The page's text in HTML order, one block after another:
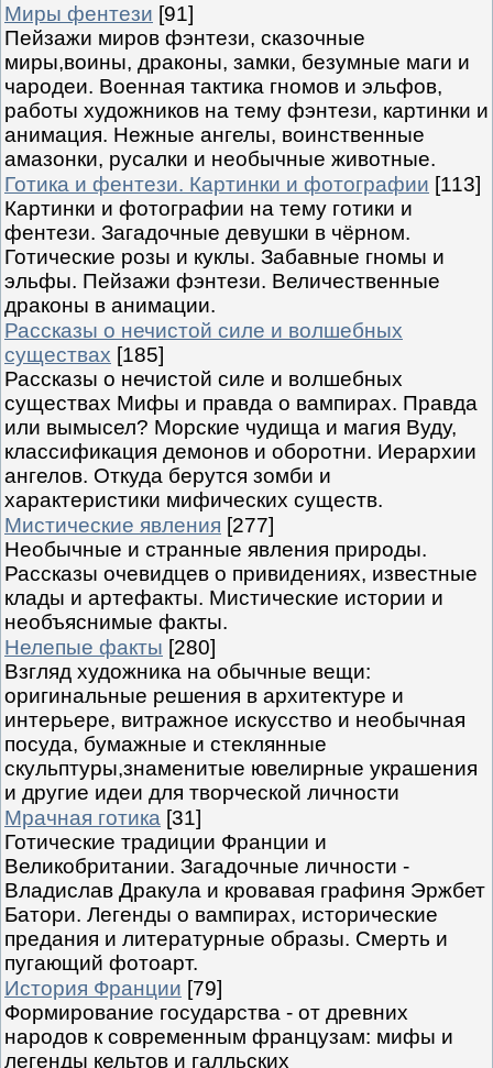
Миры фентези [91]
Пейзажи миров фэнтези, сказочные
миры,воины, драконы, замки, безумные маги и
чародеи. Военная тактика гномов и эльфов,
работы художников на тему фэнтези, картинки и
анимация. Нежные ангелы, воинственные
амазонки, русалки и необычные животные.
Готика и фентези. Картинки и фотографии [113]
Картинки и фотографии на тему готики и
фентези. Загадочные девушки в чёрном.
Готические розы и куклы. Забавные гномы и
эльфы. Пейзажи фэнтези. Величественные
драконы в анимации.
Рассказы о нечистой силе и волшебных
существах [185]
Рассказы о нечистой силе и волшебных
существах Мифы и правда о вампирах. Правда
или вымысел? Морские чудища и магия Вуду,
классификация демонов и оборотни. Иерархии
ангелов. Откуда берутся зомби и
характеристики мифических существ.
Мистические явления [277]
Необычные и странные явления природы.
Рассказы очевидцев о привидениях, известные
клады и артефакты. Мистические истории и
необъяснимые факты.
Нелепые факты [280]
Взгляд художника на обычные вещи:
оригинальные решения в архитектуре и
интерьере, витражное искусство и необычная
посуда, бумажные и стеклянные
скульптуры,знаменитые ювелирные украшения
и другие идеи для творческой личности
Мрачная готика [31]
Готические традиции Франции и
Великобритании. Загадочные личности -
Владислав Дракула и кровавая графиня Эржбет
Батори. Легенды о вампирах, исторические
предания и литературные образы. Смерть и
пугающий фотоарт.
История Франции [79]
Формирование государства - от древних
народов к современным французам: мифы и
легенды кельтов и галльских